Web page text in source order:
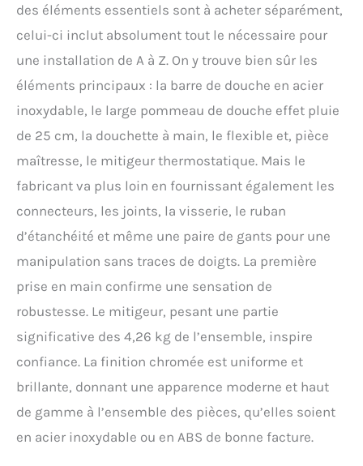
de douche relaxante et
agréable ; Acier inoxydable
hautement poli,
antirouille, durable ;
Conception peu
encombrante - seulement
2 mm d'épaisseur, avec
support rotatif à 360 °;
Buse en silicone facile à
nettoyer - vous pouvez
facilement éliminer le
calcaire avec un simple
coup de chiffon.
【Pommeau de douche
hygiénique en silicone
XL】3 modes de
pulvérisation
indépendants : pluie
douce, massage apaisant
ou jet d'eau puissant, pour
parfaite. Buse en silicone
antibactérien de haute
par grattage délicat, rapide
des éléments essentiels sont à acheter séparément,
celui-ci inclut absolument tout le nécessaire pour
une installation de A à Z. On y trouve bien sûr les
éléments principaux : la barre de douche en acier
inoxydable, le large pommeau de douche effet pluie
de 25 cm, la douchette à main, le flexible et, pièce
maîtresse, le mitigeur thermostatique. Mais le
fabricant va plus loin en fournissant également les
connecteurs, les joints, la visserie, le ruban
d’étanchéité et même une paire de gants pour une
manipulation sans traces de doigts. La première
prise en main confirme une sensation de
robustesse. Le mitigeur, pesant une partie
significative des 4,26 kg de l’ensemble, inspire
confiance. La finition chromée est uniforme et
brillante, donnant une apparence moderne et haut
de gamme à l’ensemble des pièces, qu’elles soient
en acier inoxydable ou en ABS de bonne facture.